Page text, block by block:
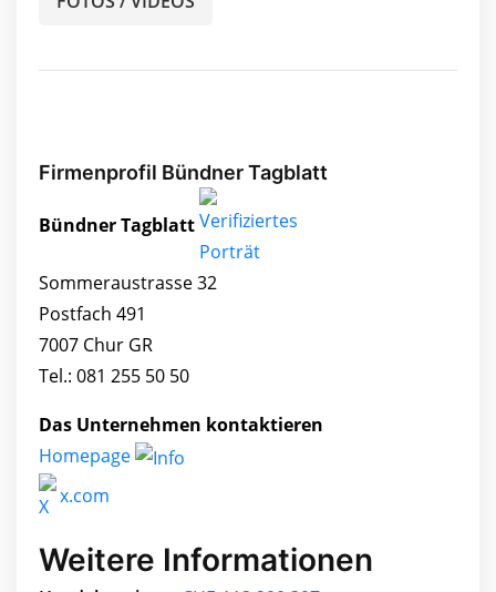
Firmenprofil Bündner Tagblatt
Bündner Tagblatt
Sommeraustrasse 32
Postfach 491
7007 Chur GR
Tel.: 081 255 50 50
Das Unternehmen kontaktieren
Homepage
x.com
Weitere Informationen